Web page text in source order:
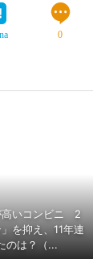
0
高いコンビニ 2
を抑え、11年連
のは？（...